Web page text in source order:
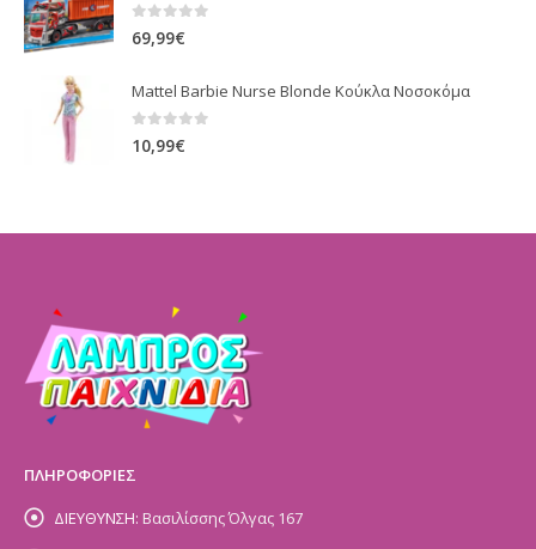
0 out of 5
69,99€
Mattel Barbie Nurse Blonde Κούκλα Νοσοκόμα
0 out of 5
10,99€
ΠΛΗΡΟΦΟΡΙΕΣ
ΔΙΕΥΘΥΝΣΗ: Βασιλίσσης Όλγας 167